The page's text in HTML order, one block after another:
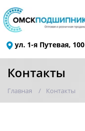
ул. 1-я Путевая, 100
Контакты
Главная Контакты